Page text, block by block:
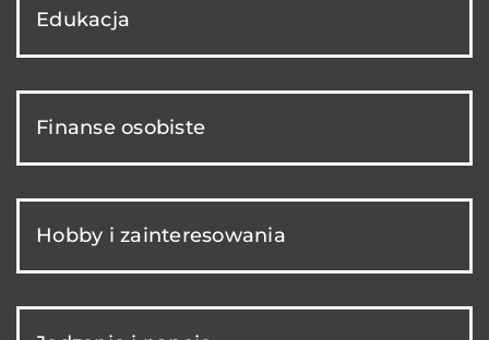
Edukacja
Finanse osobiste
Hobby i zainteresowania